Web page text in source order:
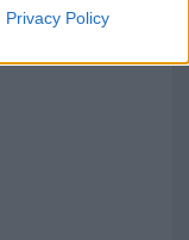
Privacy Policy